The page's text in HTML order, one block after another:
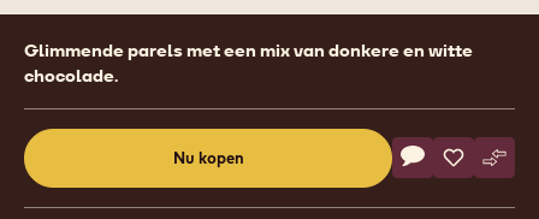
Product
information
Glimmende parels met een mix van donkere en witte
chocolade.
Nu kopen
a
Actions
Schrijf een
- Callets™
Opslaan
- Callets™
-